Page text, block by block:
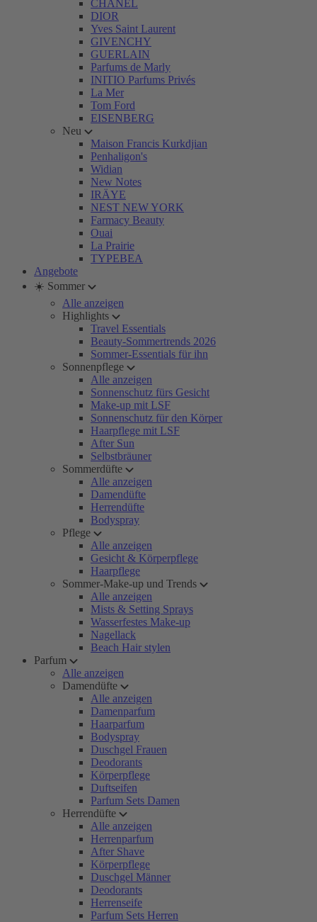
CHANEL
DIOR
Yves Saint Laurent
GIVENCHY
GUERLAIN
Parfums de Marly
INITIO Parfums Privés
La Mer
Tom Ford
EISENBERG
Neu
Maison Francis Kurkdjian
Penhaligon's
Widian
New Notes
IRÄYE
NEST NEW YORK
Farmacy Beauty
Ouai
La Prairie
TYPEBEA
Angebote
☀️ Sommer
Alle anzeigen
Highlights
Travel Essentials
Beauty-Sommertrends 2026
Sommer-Essentials für ihn
Sonnenpflege
Alle anzeigen
Sonnenschutz fürs Gesicht
Make-up mit LSF
Sonnenschutz für den Körper
Haarpflege mit LSF
After Sun
Selbstbräuner
Sommerdüfte
Alle anzeigen
Damendüfte
Herrendüfte
Bodyspray
Pflege
Alle anzeigen
Gesicht & Körperpflege
Haarpflege
Sommer-Make-up und Trends
Alle anzeigen
Mists & Setting Sprays
Wasserfestes Make-up
Nagellack
Beach Hair stylen
Parfum
Alle anzeigen
Damendüfte
Alle anzeigen
Damenparfum
Haarparfum
Bodyspray
Duschgel Frauen
Deodorants
Körperpflege
Duftseifen
Parfum Sets Damen
Herrendüfte
Alle anzeigen
Herrenparfum
After Shave
Körperpflege
Duschgel Männer
Deodorants
Herrenseife
Parfum Sets Herren